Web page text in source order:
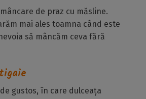
de praz cu măsline.
mai ales toamna când este
să mâncăm ceva fără
gustos, în care dulceața